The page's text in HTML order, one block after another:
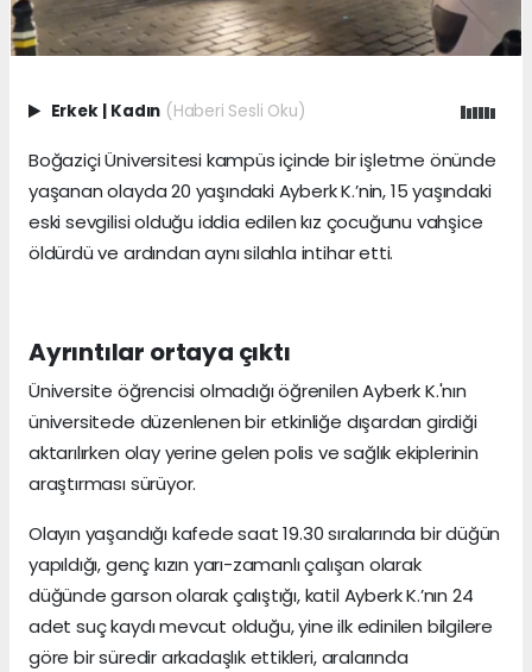
Erkek | Kadın (Haberi Sesli Oku)
Boğaziçi Üniversitesi kampüs içinde bir işletme önünde
yaşanan olayda 20 yaşındaki Ayberk K.’nin, 15 yaşındaki
eski sevgilisi olduğu iddia edilen kız çocuğunu vahşice
öldürdü ve ardından aynı silahla intihar etti.
Ayrıntılar ortaya çıktı
Üniversite öğrencisi olmadığı öğrenilen Ayberk K.'nın
üniversitede düzenlenen bir etkinliğe dışardan girdiği
aktarılırken olay yerine gelen polis ve sağlık ekiplerinin
araştırması sürüyor.
Olayın yaşandığı kafede saat 19.30 sıralarında bir düğün
yapıldığı, genç kızın yarı-zamanlı çalışan olarak
düğünde garson olarak çalıştığı, katil Ayberk K.’nın 24
adet suç kaydı mevcut olduğu, yine ilk edinilen bilgilere
göre bir süredir arkadaşlık ettikleri, aralarında